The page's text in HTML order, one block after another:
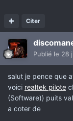
Citer
Publié le 28
salut je pence que
voici realtek pilote
(Software)) puits
a coter de